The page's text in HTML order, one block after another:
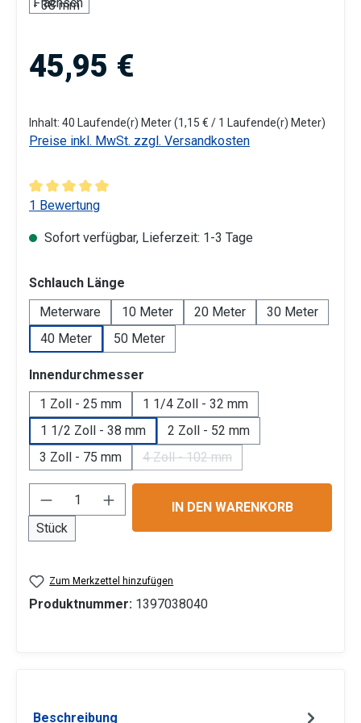
Regulärer Preis:
45,95 €
Inhalt: 40 Laufende(r) Meter(1,15 € / 1 Laufende(r) Meter)
Preise inkl. MwSt. zzgl. Versandkosten
Durchschnittliche Bewertung von 5 von 5 Sternen
1 Bewertung
Sofort verfügbar, Lieferzeit: 1-3 Tage
Schlauch Länge
Meterware
10 Meter 20 Meter
30 Meter
40 Meter
50 Meter
Innendurchmesser
1 Zoll - 25 mm
1 1/4 Zoll - 32 mm
1 1/2 Zoll - 38 mm
2 Zoll - 52 mm
3 Zoll - 75 mm
4 Zoll - 102 mm
(Diese Option ist zurzeit nicht
Produkt Anzahl: Gib den gewünschten
Stück
IN DEN WARENKORB
Zum Merkzettel hinzufügen
Produktnummer: 1397038040
Beschreibung